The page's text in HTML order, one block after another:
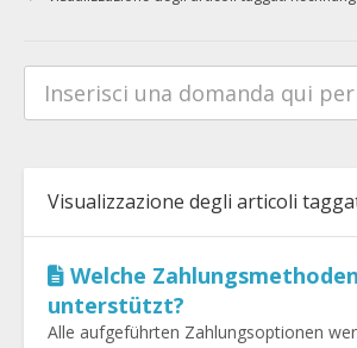
Visualizzazione degli articoli
Welche
unterstützt?
Alle aufgeführten Zahlungsoptionen